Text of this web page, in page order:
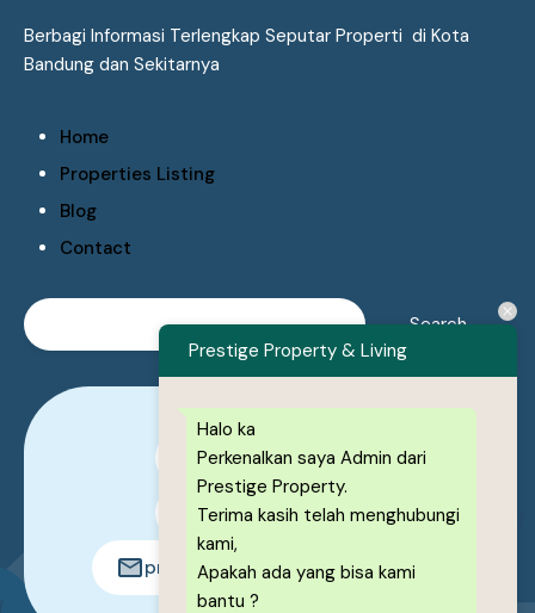
Berbagi Informasi Terlengkap Seputar Properti di Kota
Bandung dan Sekitarnya
Home
Properties Listing
Blog
Contact
0878-1222-8443
0878-1222-8443
prestigeproperty.id@gmail.com
Prestige Property & Living
Halo ka
Perkenalkan saya Admin dari
Prestige Property.
Terima kasih telah menghubungi
kami,
Apakah ada yang bisa kami
bantu ?